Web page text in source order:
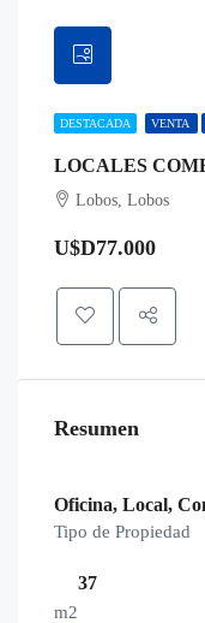
DESTACADA VENTA
LOCALES
Lobos, Lobos
U$D77.000
Resumen
Oficina, Local,
Tipo de Propiedad
37
m2